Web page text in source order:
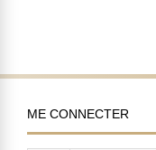
ME CONNECTER